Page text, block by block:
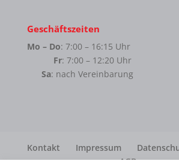
Geschäftszeiten
Mo – Do: 7:00 – 16:15 Uhr
Fr: 7:00 – 12:20 Uhr
Sa: nach Vereinbarung
Kontakt Impressum
AGB